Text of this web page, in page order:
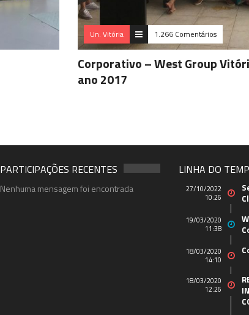
Un. Vitória 1.266 Comentários
Corporativo – West Group
ano 2017
PARTICIPAÇÕES RECENTES
Nenhuma mensagem foi encontrada
LINHA DO
27/10/2022
10:26
19/03/2020
11:38
18/03/2020
14:10
18/03/2020
12:26